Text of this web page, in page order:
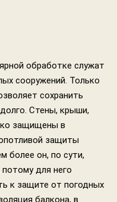
обработке служат
сооружений. Только
сохранить
Стены, крыши,
защищены в
защиты
более он, по сути,
для него
к защите от погодных
балкона, в